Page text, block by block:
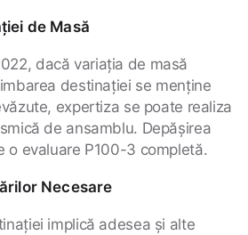
de Masă
dacă variația de masă
destinației se menține
expertiza se poate realiza
de ansamblu. Depășirea
o evaluare P100-3 completă.
Necesare
implică adesea și alte